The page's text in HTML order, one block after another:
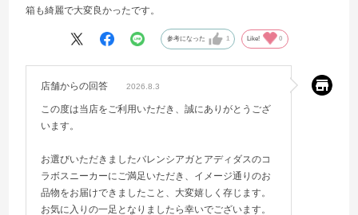
箱も綺麗で大変良かったです。
参考になった 1 Like! 0
店舗からの回答 2026.8.3
この度は当店をご利用いただき、誠にありがとうござ
います。
お選びいただきましたバレンシアガとアディダスのコ
ラボスニーカーにご満足いただき、イメージ通りのお
品物をお届けできましたこと、大変嬉しく存じます。
お気に入りの一足となりましたら幸いでございます。